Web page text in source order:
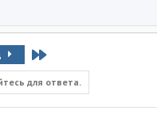
Last
для ответа.